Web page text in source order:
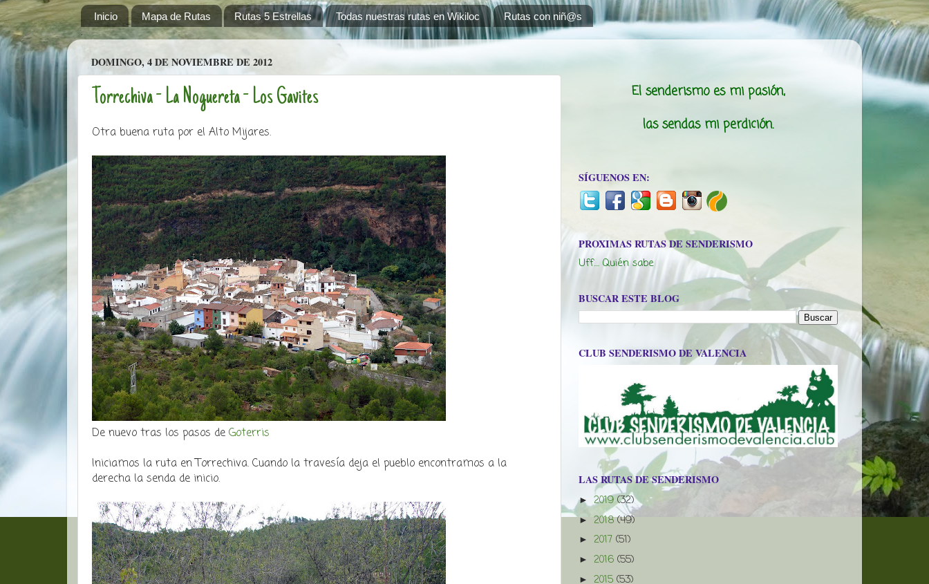
Inicio Mapa de Rutas Rutas 5 Estrellas Todas nuestras rutas en Wikiloc Rutas con niñ@s
DOMINGO, 4 DE NOVIEMBRE DE 2012
Torrechiva - La Noguereta - Los Gavites
Otra buena ruta por el Alto Mijares.
De nuevo tras los pasos de Goterris
Iniciamos la ruta en Torrechiva. Cuando la travesía deja el pueblo encontramos a la
derecha la senda de inicio.
El senderismo es mi pasión,
las sendas mi perdición.
SÍGUENOS EN:
PROXIMAS RUTAS DE SENDERISMO
Uff.... Quién sabe
BUSCAR ESTE BLOG
CLUB SENDERISMO DE VALENCIA
LAS RUTAS DE SENDERISMO
► 2019(32)
► 2018(49)
► 2017 (51)
► 2016 (55)
► 2015 (53)